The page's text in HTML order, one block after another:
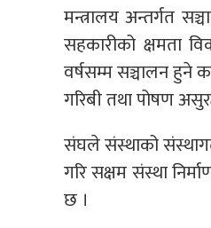
मन्त्रालय अन्तर्गत
सहकारीको क्षमता
वर्षसम्म सञ्चालन हुने
गरिबी तथा पोषण
संघले संस्थाको
गरि सक्षम संस्था
छ ।